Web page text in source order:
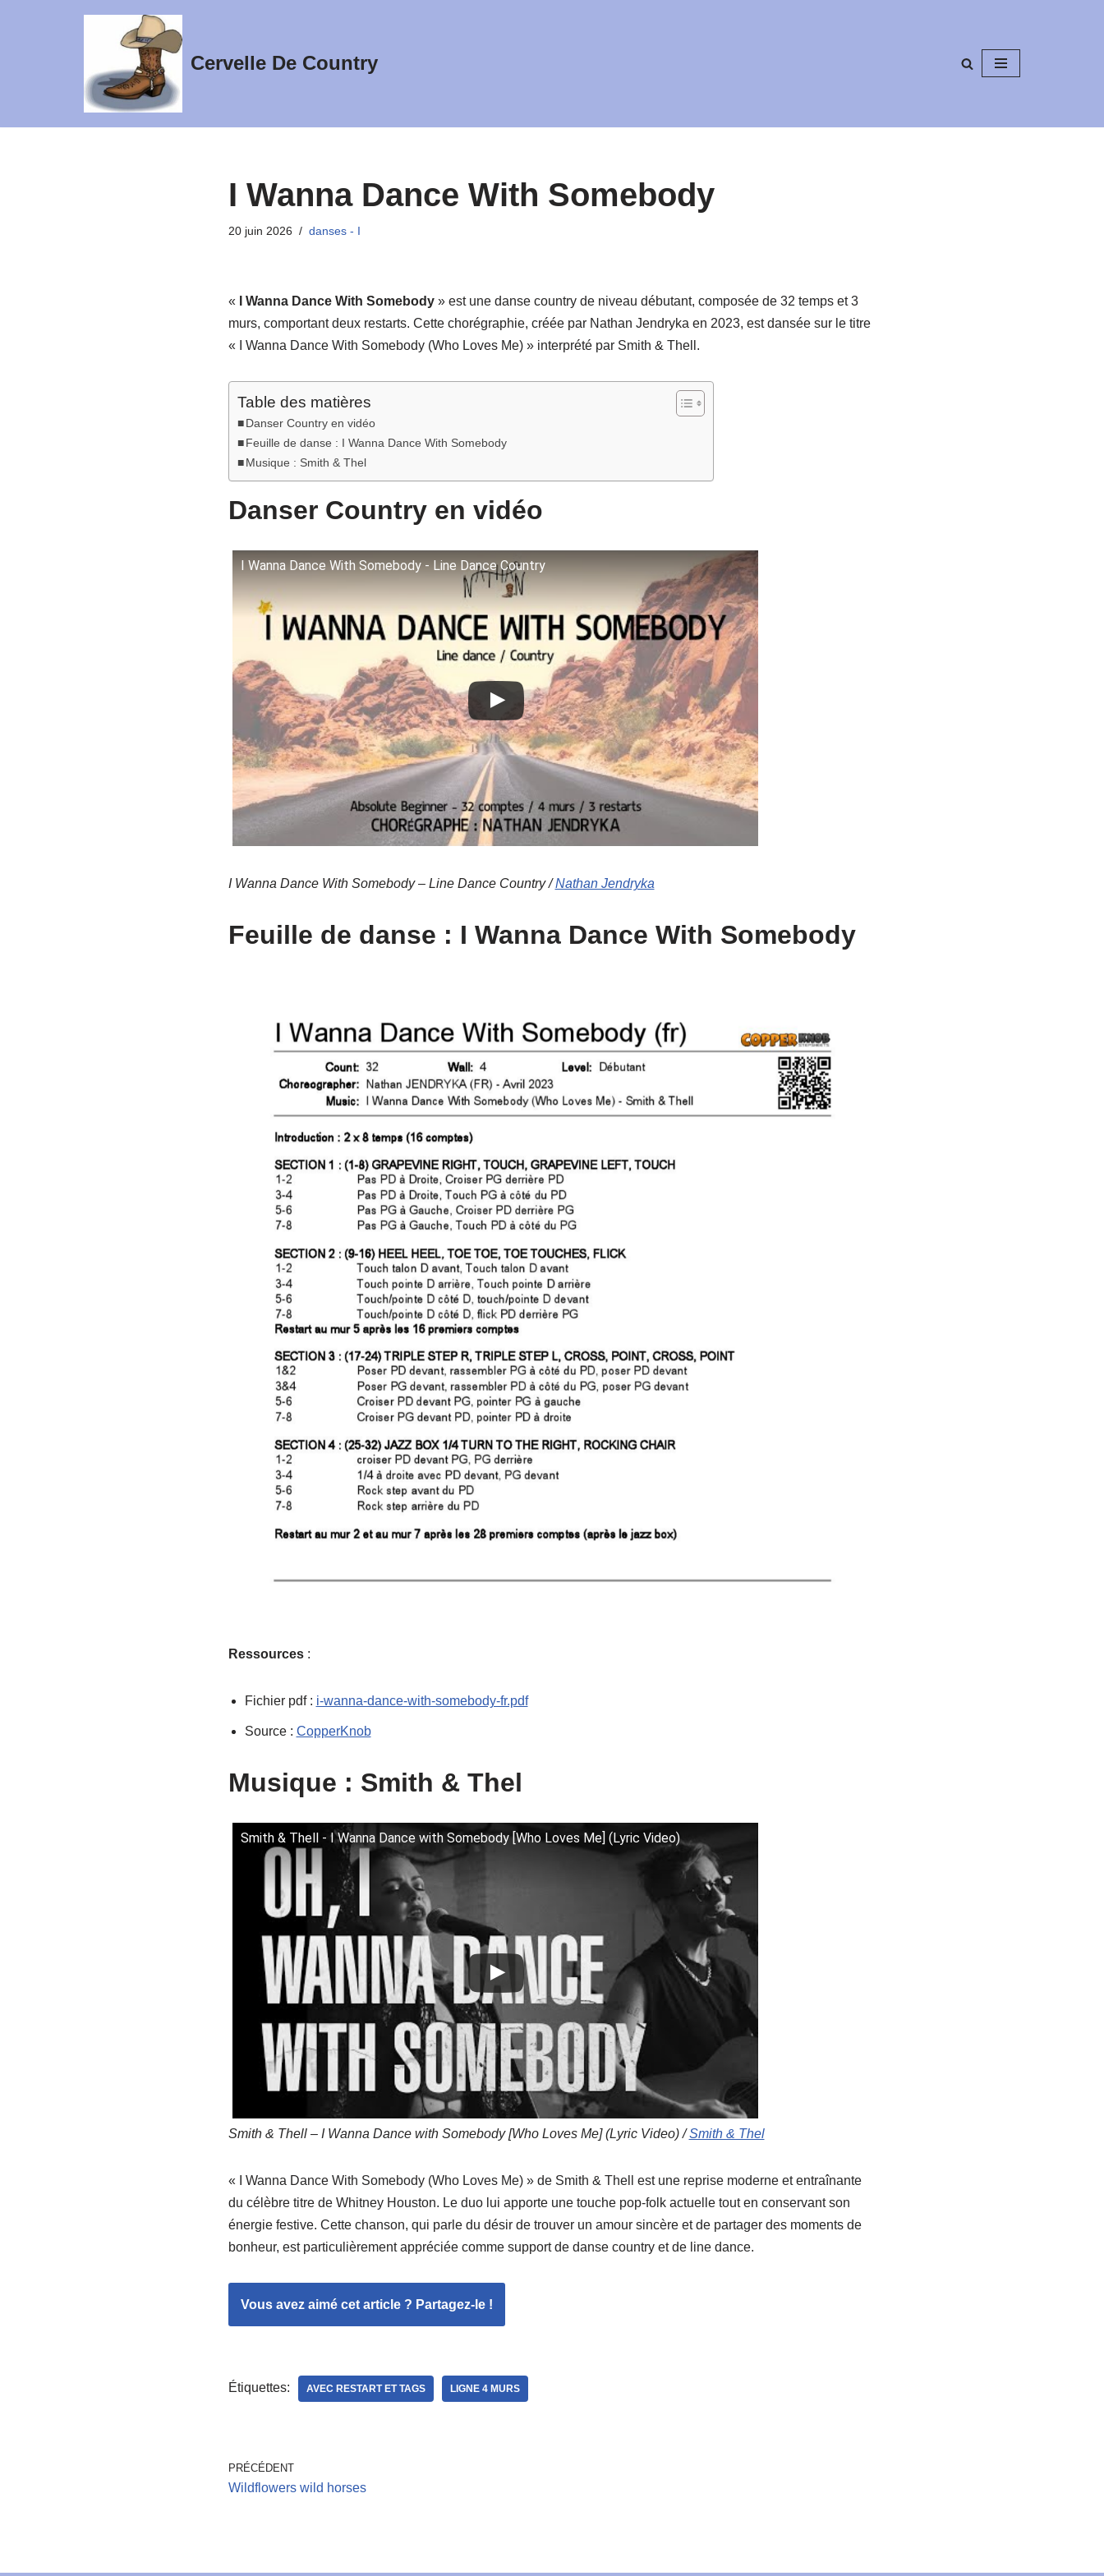
Cervelle De Country
I Wanna Dance With Somebody
20 juin 2026 danses - I
« I Wanna Dance With Somebody» est une danse country de niveau débutant, composée de 32 temps et 3
murs, comportant deux restarts. Cette chorégraphie, créée par Nathan Jendryka en 2023, est dansée sur le titre
« I Wanna Dance With Somebody (Who Loves Me) » interprété par Smith & Thell.
Table des matières
Danser Country en vidéo
Feuille de danse : I Wanna Dance With Somebody
Musique : Smith & Thel
Danser Country en vidéo
I Wanna Dance With Somebody - Line Dance Country
I Wanna Dance With Somebody – Line Dance Country /Nathan Jendryka
Feuille de danse : I Wanna Dance With Somebody
Ressources:
Fichier pdf : i-wanna-dance-with-somebody-fr.pdf
Source : CopperKnob
Musique : Smith & Thel
Smith & Thell - I Wanna Dance with Somebody [Who Loves Me] (Lyric Video)
Smith & Thell – I Wanna Dance with Somebody [Who Loves Me] (Lyric Video) /Smith & Thel
« I Wanna Dance With Somebody (Who Loves Me) » de Smith & Thell est une reprise moderne et entraînante
du célèbre titre de Whitney Houston. Le duo lui apporte une touche pop-folk actuelle tout en conservant son
énergie festive. Cette chanson, qui parle du désir de trouver un amour sincère et de partager des moments de
bonheur, est particulièrement appréciée comme support de danse country et de line dance.
Vous avez aimé cet article ? Partagez-le !
Étiquettes: AVEC RESTART ET TAGS LIGNE 4 MURS
PRÉCÉDENT
Wildflowers wild horses